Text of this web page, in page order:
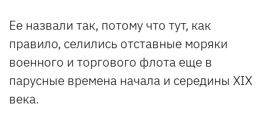
Ее назвали так, потому что тут, как
правило, селились отставные моряки
военного и торгового флота еще в
парусные времена начала и середины XIX
века.